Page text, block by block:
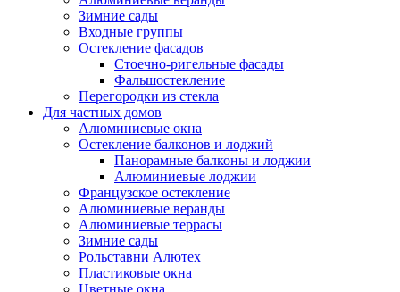
Зимние сады
Входные группы
Остекление фасадов
Стоечно-ригельные фасады
Фальшостекление
Перегородки из стекла
Для частных домов
Алюминиевые окна
Остекление балконов и лоджий
Панорамные балконы и лоджии
Алюминиевые лоджии
Французское остекление
Алюминиевые веранды
Алюминиевые террасы
Зимние сады
Рольставни Алютех
Пластиковые окна
Цветные окна